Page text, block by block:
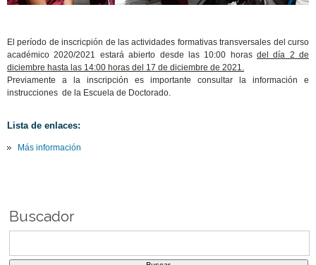
El período de inscricpión de las actividades formativas transversales del curso
académico 2020/2021 estará abierto desde las 10:00 horas del día 2 de
diciembre hasta las 14:00 horas del 17 de diciembre de 2021.
Previamente a la inscripción es importante consultar la información e
instrucciones de la Escuela de Doctorado.
Lista de enlaces:
Más información
Buscador